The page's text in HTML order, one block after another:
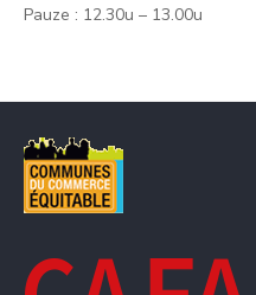
Pauze : 12.30u – 13.00u